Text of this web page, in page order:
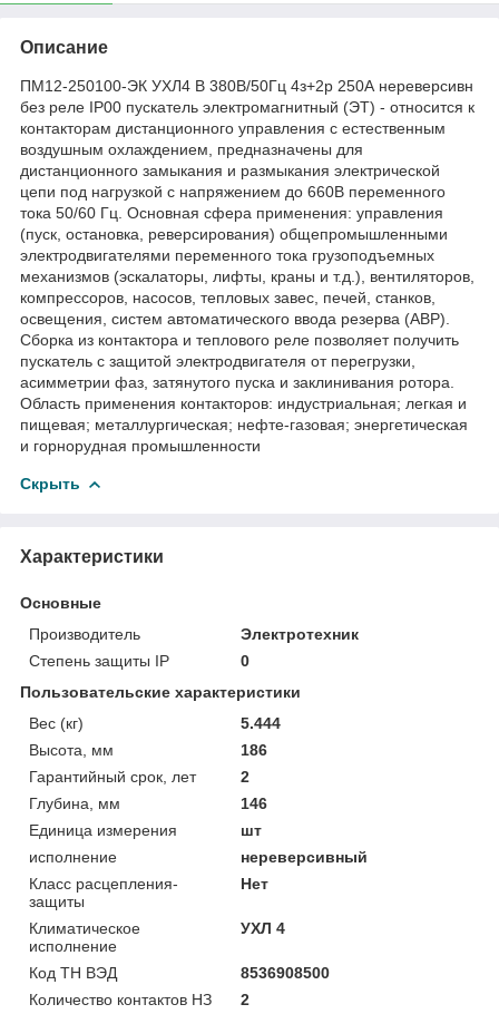
Описание
ПМ12-250100-ЭК УХЛ4 В 380В/50Гц 4з+2р 250А нереверсивн
без реле IP00 пускатель электромагнитный (ЭТ) - относится к
контакторам дистанционного управления с естественным
воздушным охлаждением, предназначены для
дистанционного замыкания и размыкания электрической
цепи под нагрузкой c напряжением до 660В переменного
тока 50/60 Гц. Основная сфера применения: управления
(пуск, остановка, реверсирования) общепромышленными
электродвигателями переменного тока грузоподъемных
механизмов (эскалаторы, лифты, краны и т.д.), вентиляторов,
компрессоров, насосов, тепловых завес, печей, станков,
освещения, систем автоматического ввода резерва (АВР).
Сборка из контактора и теплового реле позволяет получить
пускатель с защитой электродвигателя от перегрузки,
асимметрии фаз, затянутого пуска и заклинивания ротора.
Область применения контакторов: индустриальная; легкая и
пищевая; металлургическая; нефте-газовая; энергетическая
и горнорудная промышленности
Скрыть
Характеристики
Основные
Производитель
Электротехник
Степень защиты IP
0
Пользовательские характеристики
Вес (кг)
5.444
Высота, мм
186
Гарантийный срок, лет
2
Глубина, мм
146
Единица измерения
шт
исполнение
нереверсивный
Класс расцепления-
защиты
Нет
Климатическое
исполнение
УХЛ 4
Код ТН ВЭД
8536908500
Количество контактов НЗ
2